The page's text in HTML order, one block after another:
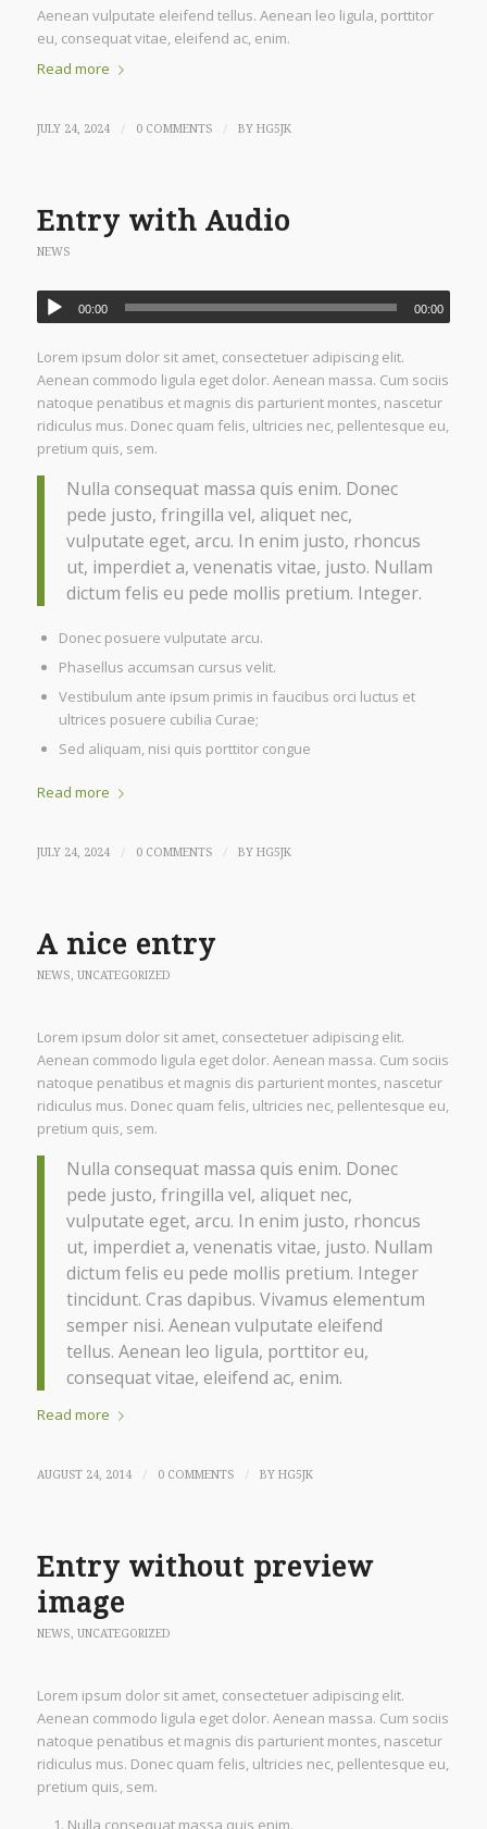
Aenean vulputate eleifend tellus. Aenean leo ligula, porttitor
eu, consequat vitae, eleifend ac, enim.
Read more
JULY 24, 2024 / 0 COMMENTS / BY HG5JK
Entry with Audio
NEWS
00:00 00:00
Lorem ipsum dolor sit amet, consectetuer adipiscing elit.
Aenean commodo ligula eget dolor. Aenean massa. Cum sociis
natoque penatibus et magnis dis parturient montes, nascetur
ridiculus mus. Donec quam felis, ultricies nec, pellentesque eu,
pretium quis, sem.
Nulla consequat massa quis enim. Donec
pede justo, fringilla vel, aliquet nec,
vulputate eget, arcu. In enim justo, rhoncus
ut, imperdiet a, venenatis vitae, justo. Nullam
dictum felis eu pede mollis pretium. Integer.
Donec posuere vulputate arcu.
Phasellus accumsan cursus velit.
Vestibulum ante ipsum primis in faucibus orci luctus et
ultrices posuere cubilia Curae;
Sed aliquam, nisi quis porttitor congue
Read more
JULY 24, 2024 / 0 COMMENTS / BY HG5JK
A nice entry
NEWS UNCATEGORIZED
Lorem ipsum dolor sit amet, consectetuer adipiscing elit.
Aenean commodo ligula eget dolor. Aenean massa. Cum sociis
natoque penatibus et magnis dis parturient montes, nascetur
ridiculus mus. Donec quam felis, ultricies nec, pellentesque eu,
pretium quis, sem.
Nulla consequat massa quis enim. Donec
pede justo, fringilla vel, aliquet nec,
vulputate eget, arcu. In enim justo, rhoncus
ut, imperdiet a, venenatis vitae, justo. Nullam
dictum felis eu pede mollis pretium. Integer
tincidunt. Cras dapibus. Vivamus elementum
semper nisi. Aenean vulputate eleifend
tellus. Aenean leo ligula, porttitor eu,
consequat vitae, eleifend ac, enim.
Read more
AUGUST 24, 2014 / 0 COMMENTS / BY HG5JK
Entry without preview
image
NEWS UNCATEGORIZED
Lorem ipsum dolor sit amet, consectetuer adipiscing elit.
Aenean commodo ligula eget dolor. Aenean massa. Cum sociis
natoque penatibus et magnis dis parturient montes, nascetur
ridiculus mus. Donec quam felis, ultricies nec, pellentesque eu,
pretium quis, sem.
Nulla consequat massa quis enim.